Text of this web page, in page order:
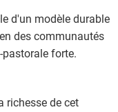
d'un modèle durable
des communautés
forte.
richesse de cet